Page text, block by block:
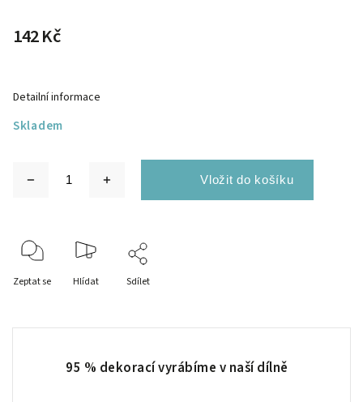
142 Kč
Skladem
Detailní informace
Zeptat se Hlídat Sdílet
95 % dekorací vyrábíme v naší dílně